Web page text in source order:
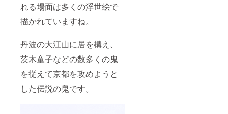
れる場面は多くの浮世絵で
描かれていますね。
丹波の大江山に居を構え、
茨木童子などの数多くの鬼
を従えて京都を攻めようと
した伝説の鬼です。